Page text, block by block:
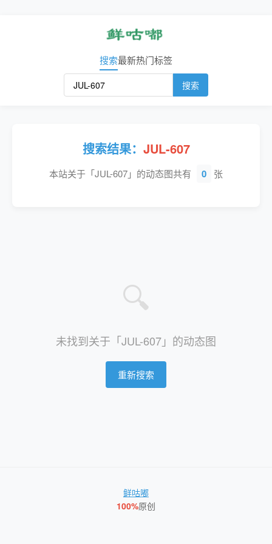
搜索最新热门标签
搜索
搜索结果： JUL-607
本站关于「JUL-607」的动态图共有 0 张
🔍
未找到关于「JUL-607」的动态图
重新搜索
鲜咕嘟
100%原创